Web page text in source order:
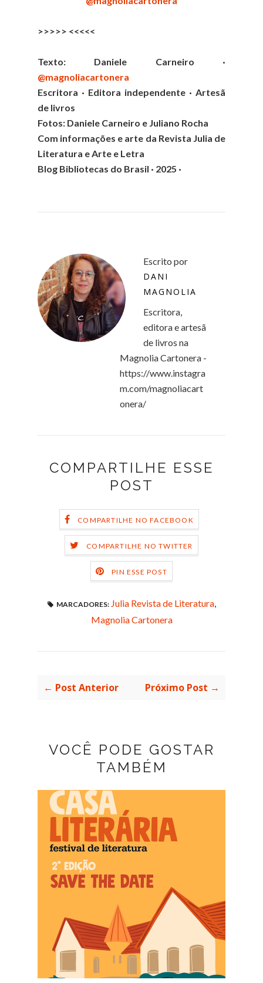
>>>>> <<<<<
Texto: Daniele Carneiro ·
@magnoliacartonera
Escritora · Editora independente · Artesã
de livros
Fotos: Daniele Carneiro e Juliano Rocha
Com informações e arte da Revista Julia de
Literatura e Arte e Letra
Blog Bibliotecas do Brasil · 2025 ·
Escrito por
DANI
MAGNOLIA
Escritora,
editora e artesã
de livros na
Magnolia Cartonera -
https://www.instagra
m.com/magnoliacart
onera/
COMPARTILHE ESSE
POST
COMPARTILHE NO FACEBOOK
COMPARTILHE NO TWITTER
PIN ESSE POST
MARCADORES: Julia Revista de Literatura,
Magnolia Cartonera
← Post Anterior Próximo Post →
VOCÊ PODE GOSTAR
TAMBÉM